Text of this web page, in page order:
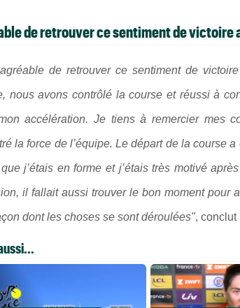
de retrouver ce sentiment de victoire
agréable de retrouver ce sentiment de
nous avons contrôlé la course et réussi à
accélération. Je tiens à remercier mes
la force de l’équipe. Le départ de la course
j’étais en forme et j’étais très motivé
il fallait aussi trouver le bon moment pour
dont les choses se sont déroulées", conclut